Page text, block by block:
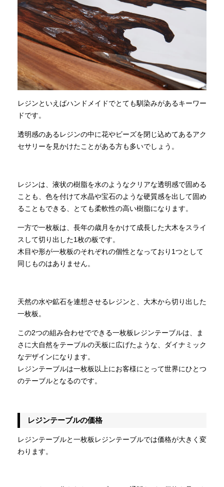
レジンといえばハンドメイドでとても馴染みがあるキーワー
ドです。
透明感のあるレジンの中に花やビーズを閉じ込めてあるアク
セサリーを見かけたことがある方も多いでしょう。
レジンは、液状の樹脂を水のようなクリアな透明感で固める
ことも、色を付けて水晶や宝石のような硬質感を出して固め
ることもできる、とても柔軟性の高い樹脂になります。
一方で一枚板は、長年の歳月をかけて成長した大木をスライ
スして切り出した1枚の板です。
木目や形が一枚板のそれぞれの個性となっており1つとして
同じものはありません。
天然の水や鉱石を連想させるレジンと、大木から切り出した
一枚板。
この2つの組み合わせでできる一枚板レジンテーブルは、ま
さに大自然をテーブルの天板に広げたような、ダイナミック
なデザインになります。
レジンテーブルは一枚板以上にお客様にとって世界にひとつ
のテーブルとなるのです。
レジンテーブルの価格
レジンテーブルと一枚板レジンテーブルでは価格が大きく変
わります。